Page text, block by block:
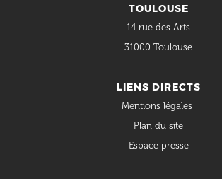
TOULOUSE
14 rue des Arts
31000 Toulouse
LIENS DIRECTS
Mentions légales
Plan du site
Espace presse